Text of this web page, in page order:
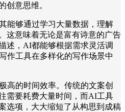
创意思维。
能够通过学习大量数据，理解
这意味着无论是富有诗意的广告
述，AI都能够根据需求灵活调
作工具在多样化的写作场景中
高的时间效率。传统的文案创
需要耗费大量时间，而AI工具
选项，大大缩短了从构思到成稿